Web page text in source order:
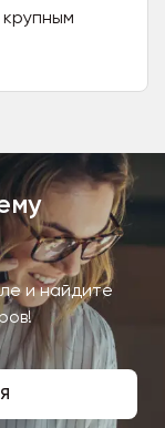
и найдите